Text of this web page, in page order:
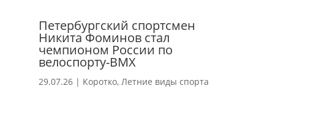
Петербургский спортсмен
Никита Фоминов стал
чемпионом России по
велоспорту-ВМХ
29.07.26| Коротко, Летние виды спорта